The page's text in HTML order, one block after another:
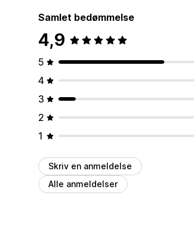
Samlet bedømmelse
4,9
5
4
3
2
1
Skriv en anmeldelse
Alle anmeldelser